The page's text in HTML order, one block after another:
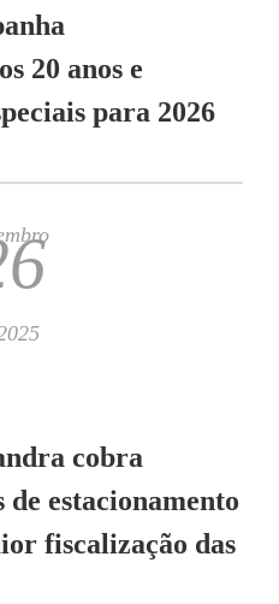
20 anos e
para 2026
cobra
de estacionamento
fiscalização das